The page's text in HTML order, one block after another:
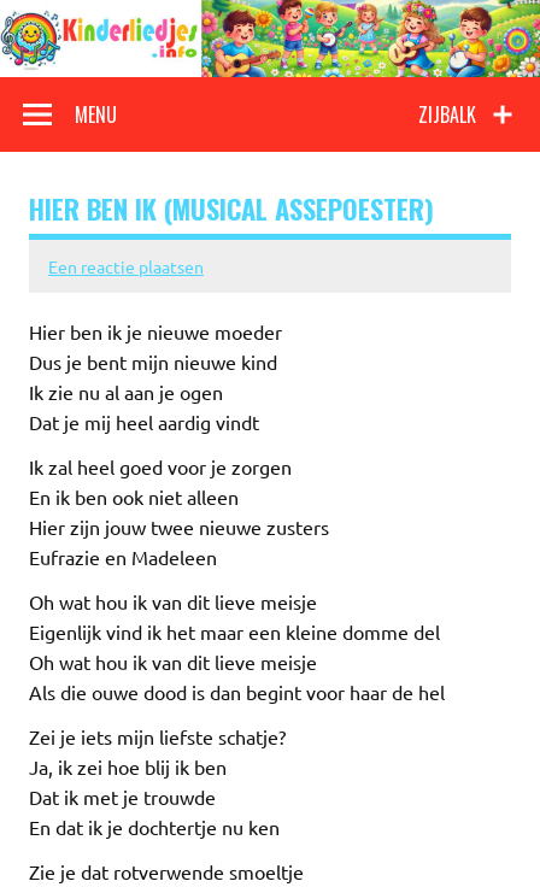
Doorgaan
naar
inhoud
Kinderliedjes
ZIJBALK
MENU
HIER BEN IK (MUSICAL ASSEPOESTER)
Een reactie plaatsen
Hier ben ik je nieuwe moeder
Dus je bent mijn nieuwe kind
Ik zie nu al aan je ogen
Dat je mij heel aardig vindt
Ik zal heel goed voor je zorgen
En ik ben ook niet alleen
Hier zijn jouw twee nieuwe zusters
Eufrazie en Madeleen
Oh wat hou ik van dit lieve meisje
Eigenlijk vind ik het maar een kleine domme del
Oh wat hou ik van dit lieve meisje
Als die ouwe dood is dan begint voor haar de hel
Zei je iets mijn liefste schatje?
Ja, ik zei hoe blij ik ben
Dat ik met je trouwde
En dat ik je dochtertje nu ken
Zie je dat rotverwende smoeltje